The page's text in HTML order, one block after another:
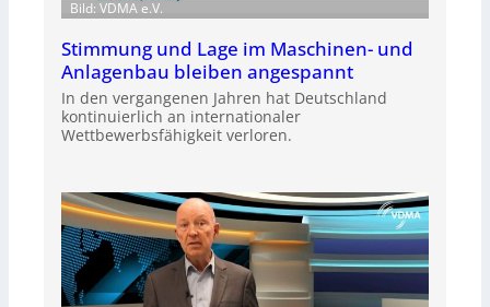
Bild: VDMA e.V.
Stimmung und Lage im Maschinen- und
Anlagenbau bleiben angespannt
In den vergangenen Jahren hat Deutschland
kontinuierlich an internationaler
Wettbewerbsfähigkeit verloren.